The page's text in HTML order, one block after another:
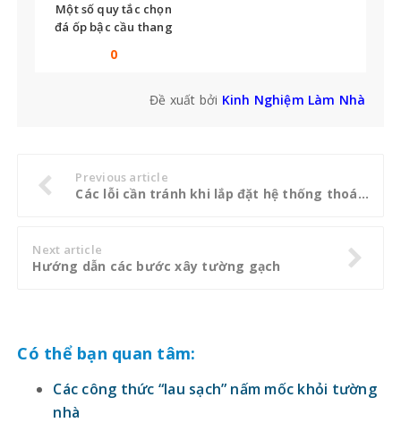
Một số quy tắc chọn
đá ốp bậc cầu thang
0
Đề xuất bởi Kinh Nghiệm Làm Nhà
Previous article
Các lỗi cần tránh khi lắp đặt hệ thống thoát nước trong nhà
Next article
Hướng dẫn các bước xây tường gạch
Có thể bạn quan tâm:
Các công thức “lau sạch” nấm mốc khỏi tường
nhà